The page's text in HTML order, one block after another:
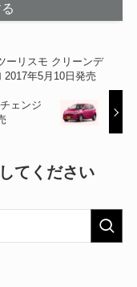
ーリスモ クリーンデ
2017年5月10日発売
ェンジ
てください